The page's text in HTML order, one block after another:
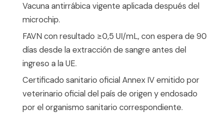
Vacuna antirrábica vigente aplicada después del
microchip.
FAVN con resultado ≥0,5 UI/mL, con espera de 90
días desde la extracción de sangre antes del
ingreso a la UE.
Certificado sanitario oficial Annex IV emitido por
veterinario oficial del país de origen y endosado
por el organismo sanitario correspondiente.